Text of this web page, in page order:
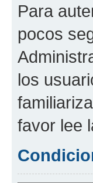
Para
pocos
los
favor lee